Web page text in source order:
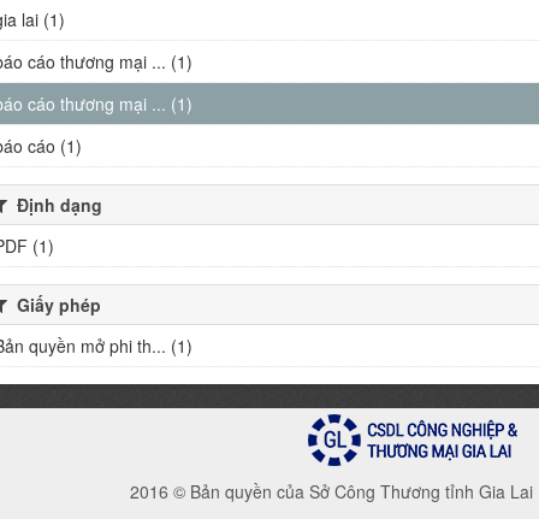
lai (1)
cáo thương mại ... (1)
cáo thương mại ... (1)
cáo (1)
Định dạng
(1)
Giấy phép
quyền mở phi th... (1)
2016 © Bản quyền của Sở Công Thương tỉnh Gia Lai